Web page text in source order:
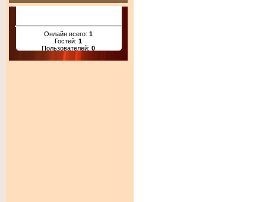
Онлайн всего: 1
Гостей: 1
Пользователей: 0